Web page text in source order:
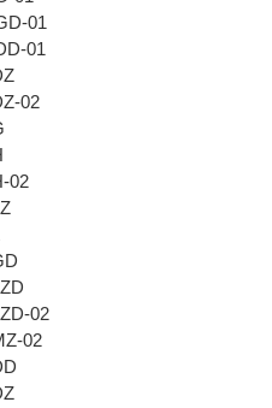
01
01
02
02
02
02